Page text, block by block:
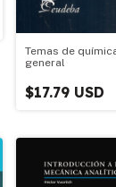
Temas de
general
$17.79 USD